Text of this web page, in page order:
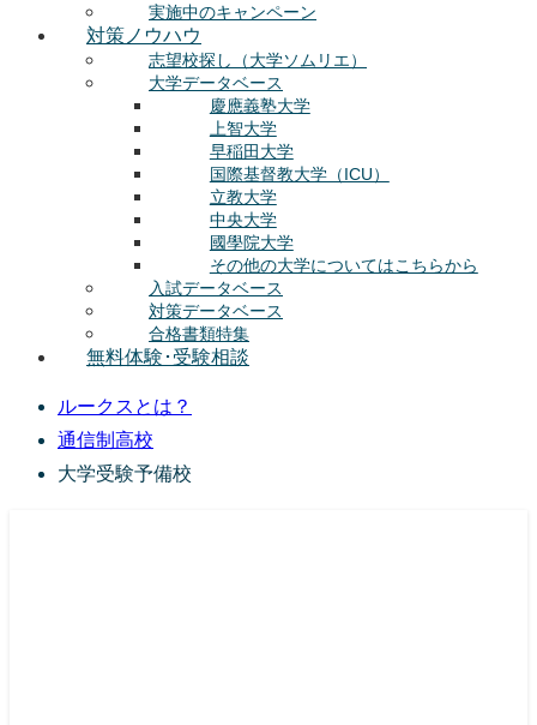
実施中のキャンペーン
対策ノウハウ
志望校探し（大学ソムリエ）
大学データベース
慶應義塾大学
上智大学
早稲田大学
国際基督教大学（ICU）
立教大学
中央大学
國學院大学
その他の大学についてはこちらから
入試データベース
対策データベース
合格書類特集
無料体験･受験相談
ルークスとは？
通信制高校
大学受験予備校